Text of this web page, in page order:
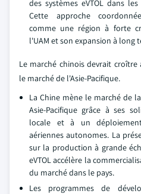
des systèmes eVTOL dans
Cette approche
comme une région à forte
l'UAM et son expansion à long
Le marché chinois devrait croître
le marché de l'Asie-Pacifique.
La Chine mène le marché de
Asie-Pacifique grâce à ses
locale et à un
aériennes autonomes. La
sur la production à grande
eVTOL accélère la
du marché dans le pays.
Les programmes de